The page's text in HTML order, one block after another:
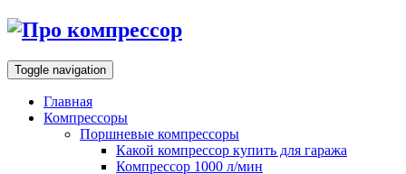
Toggle navigation
Главная
Компрессоры
Поршневые компрессоры
Какой компрессор купить для гаража
Компрессор 1000 л/мин